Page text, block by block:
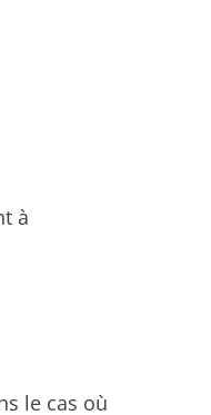
à
le cas où